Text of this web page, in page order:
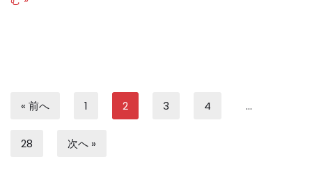
« 前へ 1 2 3 4 …
28 次へ »